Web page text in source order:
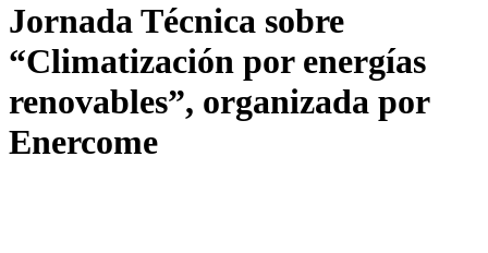
Jornada Técnica sobre
“Climatización por energías
renovables”, organizada por
Enercome